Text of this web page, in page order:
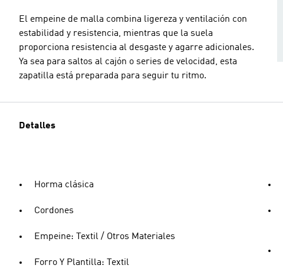
El empeine de malla combina ligereza y ventilación con
estabilidad y resistencia, mientras que la suela
proporciona resistencia al desgaste y agarre adicionales.
Ya sea para saltos al cajón o series de velocidad, esta
zapatilla está preparada para seguir tu ritmo.
Detalles
Horma clásica
Cordones
Empeine: Textil / Otros Materiales
Forro Y Plantilla: Textil